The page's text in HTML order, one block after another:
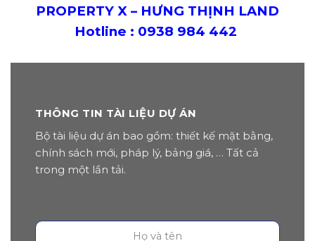
PROPERTY X – HƯNG THỊNH LAND
Hotline : 0938 984 442
THÔNG TIN TÀI LIỆU DỰ ÁN
Bộ tài liệu dự án bao gồm: thiết kế mặt bằng,
chính sách mới, pháp lý, bảng giá, … Tất cả
trong một lần tải.